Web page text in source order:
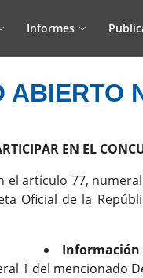
Informes
ABIERTO
EN EL
artículo 77,
Oficial de la
Información
1 del mencionado